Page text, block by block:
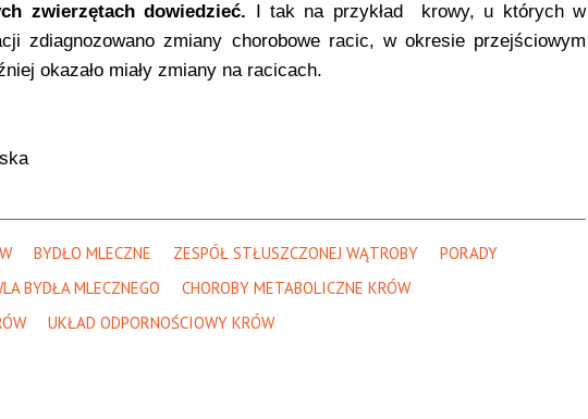
zwierzętach dowiedzieć. I tak na przykład krowy, u których w
zdiagnozowano zmiany chorobowe racic, w okresie przejściowym
okazało miały zmiany na racicach.
BYDŁO MLECZNE ZESPÓŁ STŁUSZCZONEJ WĄTROBY
PORADY
BYDŁA MLECZNEGO
CHOROBY METABOLICZNE KRÓW
UKŁAD ODPORNOŚCIOWY KRÓW